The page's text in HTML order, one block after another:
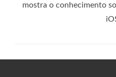
mostra o conhecimento